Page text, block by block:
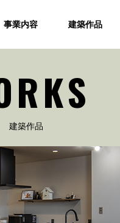
事業内容 建築作品
建築作品